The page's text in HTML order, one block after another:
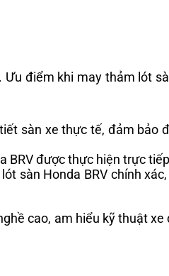
. Ưu điểm khi may thảm lót
sàn xe thực tế, đảm bảo
BRV được thực hiện trực
sàn Honda BRV chính
cao, am hiểu kỹ thuật